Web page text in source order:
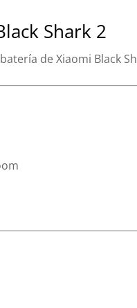
Shark 2
de Xiaomi Black